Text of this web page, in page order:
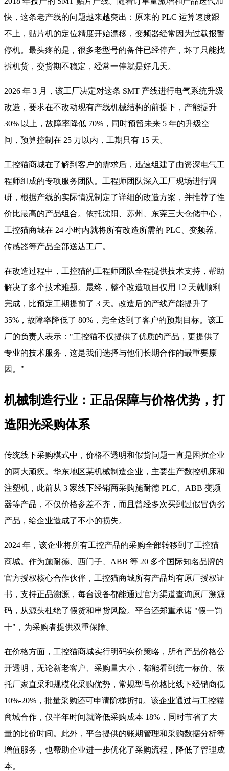
快，这条老产线的问题越来越突出：原来的 PLC 运算速度跟
不上，贴片机的定位精度开始漂移，变频器经常因为过载报警
停机。最头疼的是，很多老型号的备件已经停产，坏了只能找
拆机货，交货期不稳定，经常一停就是好几天。
2026 年 3 月，该工厂决定对这条 SMT 产线进行电气系统升级
改造，要求在不改动现有产线机械结构的前提下，产能提升
30% 以上，故障率降低 70%，同时预留未来 5 年的升级空
间，预算控制在 25 万以内，工期只有 15 天。
工控猫商城在了解到客户的需求后，迅速组建了由资深电气工
程师组成的专项服务团队。工程师团队深入工厂现场进行调
研，根据产线的实际情况制定了详细的改造方案，并推荐了性
价比最高的产品组合。依托沈阳、苏州、东莞三大仓储中心，
工控猫商城在 24 小时内就将所有改造所需的 PLC、变频器、
传感器等产品全部送达工厂。
在改造过程中，工控猫的工程师团队全程提供技术支持，帮助
解决了多个技术难题。最终，整个改造项目仅用 12 天就顺利
完成，比预定工期提前了 3 天。改造后的产线产能提升了
35%，故障率降低了 80%，完全达到了客户的预期目标。该工
厂的负责人表示："工控猫不仅提供了优质的产品，更提供了
专业的技术服务，这是我们选择与他们长期合作的最重要原
因。"
机械制造行业：正品保障与价格优势，打
造阳光采购体系
传统线下采购模式中，价格不透明和假货问题一直是困扰企业
的两大顽疾。华东地区某机械制造企业，主要生产数控机床和
注塑机，此前从 3 家线下经销商采购施耐德 PLC、ABB 变频
器等产品，不仅价格参差不齐，而且曾经多次买到过假冒伪劣
产品，给企业造成了不小的损失。
2024 年，该企业将所有工控产品的采购全部转移到了工控猫
商城。作为施耐德、西门子、ABB 等 20 多个国际知名品牌的
官方授权核心合作伙伴，工控猫商城所有产品均有原厂授权证
书，支持正品溯源，每台设备都能通过官方渠道查询原厂溯源
码，从源头杜绝了假货和串货风险。平台还郑重承诺 "假一罚
十"，为采购者提供双重保障。
在价格方面，工控猫商城实行明码实价策略，所有产品价格公
开透明，无论新老客户、采购量大小，都能看到统一标价。依
托厂家直采和规模化采购优势，常规型号价格比线下经销商低
10%-20%，批量采购还可申请阶梯折扣。该企业通过与工控猫
商城合作，仅半年时间就降低采购成本 18%，同时节省了大
量的比价时间。此外，平台提供的账期管理和采购数据分析等
增值服务，也帮助企业进一步优化了采购流程，降低了管理成
本。